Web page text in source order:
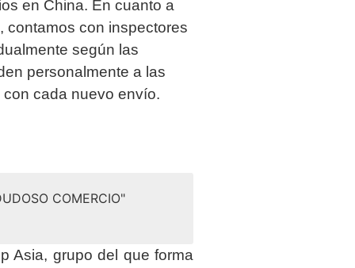
en China. En cuanto a
contamos con inspectores
según las
personalmente a las
cada nuevo envío.
COMERCIO"
Asia, grupo del que forma